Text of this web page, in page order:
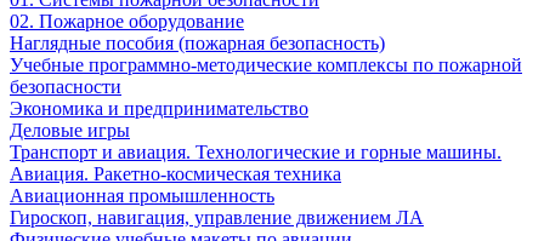
02. Пожарное оборудование
Наглядные пособия (пожарная безопасность)
Учебные программно-методические комплексы по пожарной
безопасности
Экономика и предпринимательство
Деловые игры
Транспорт и авиация. Технологические и горные машины.
Авиация. Ракетно-космическая техника
Авиационная промышленность
Гироскоп, навигация, управление движением ЛА